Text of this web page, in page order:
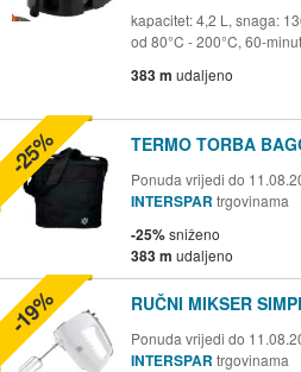
kapacitet: 4,2 L, snaga:
od 80°C - 200°C, 60-
383 m udaljeno
TERMO TORBA
Ponuda vrijedi do
INTERSPAR trgovinama
-25%sniženo
383 m udaljeno
-25%
RUČNI MIKSER
Ponuda vrijedi do
INTERSPAR trgovinama
-19%